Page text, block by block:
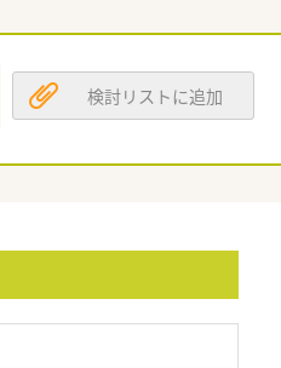
検討リストに追加